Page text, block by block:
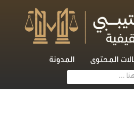
المحتوى المدونة